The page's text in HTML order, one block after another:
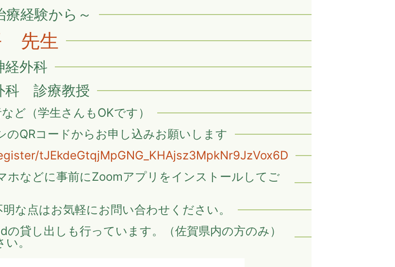
療経験から～
先生
外科
科 診療教授
ど（学生さんもOKです）
QRコードからお申し込みお願いします
tJEkdeGtqjMpGNG_KHAjsz3MpkNr9JzVox6D
ホなどに事前にZoomアプリをインストールしてご
な点はお気軽にお問い合わせください。
貸し出しも行っています。（佐賀県内の方のみ）
。